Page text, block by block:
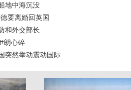
地中海沉没
要离婚回英国
和外交部长
朗心碎
突然举动震动国际